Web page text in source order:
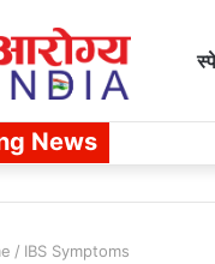
News
/ IBS Symptoms